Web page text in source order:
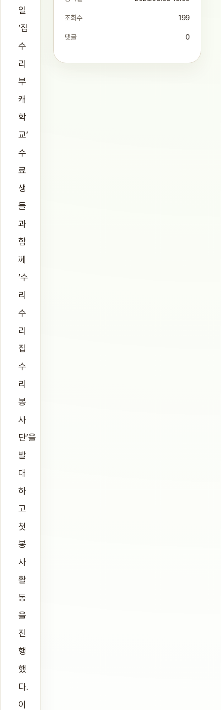
일
‘집
수
리
부
캐
학
교’
수
료
생
들
과
함
께
‘수
리
수
리
집
수
리
봉
사
단’을
발
대
하
고
첫
봉
사
활
동
을
진
행
했
다.
이
조회수 199
댓글 0